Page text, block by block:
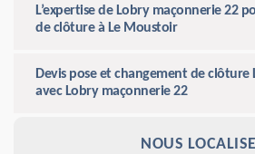
L’expertise de Lobry maçonnerie 22
de clôture à Le Moustoir
Devis pose et changement de clôture
avec Lobry maçonnerie 22
NOUS